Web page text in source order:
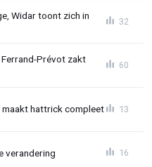
Widar toont zich in
32
Prévot zakt
60
hattrick compleet 13
verandering 16